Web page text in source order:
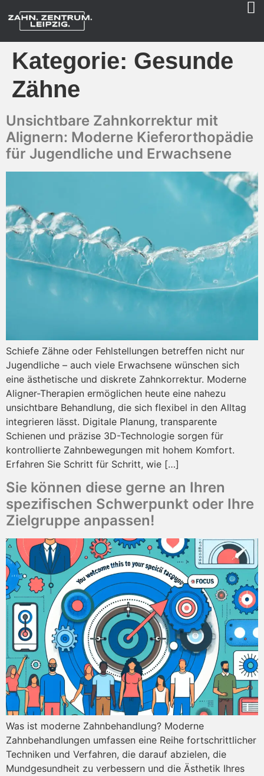
Kategorie: Gesunde
Zähne
Unsichtbare Zahnkorrektur mit
Alignern: Moderne Kieferorthopädie
für Jugendliche und Erwachsene
Schiefe Zähne oder Fehlstellungen betreffen nicht nur
Jugendliche – auch viele Erwachsene wünschen sich
eine ästhetische und diskrete Zahnkorrektur. Moderne
Aligner-Therapien ermöglichen heute eine nahezu
unsichtbare Behandlung, die sich flexibel in den Alltag
integrieren lässt. Digitale Planung, transparente
Schienen und präzise 3D-Technologie sorgen für
kontrollierte Zahnbewegungen mit hohem Komfort.
Erfahren Sie Schritt für Schritt, wie […]
Sie können diese gerne an Ihren
spezifischen Schwerpunkt oder Ihre
Zielgruppe anpassen!
Was ist moderne Zahnbehandlung? Moderne
Zahnbehandlungen umfassen eine Reihe fortschrittlicher
Techniken und Verfahren, die darauf abzielen, die
Mundgesundheit zu verbessern und die Ästhetik Ihres